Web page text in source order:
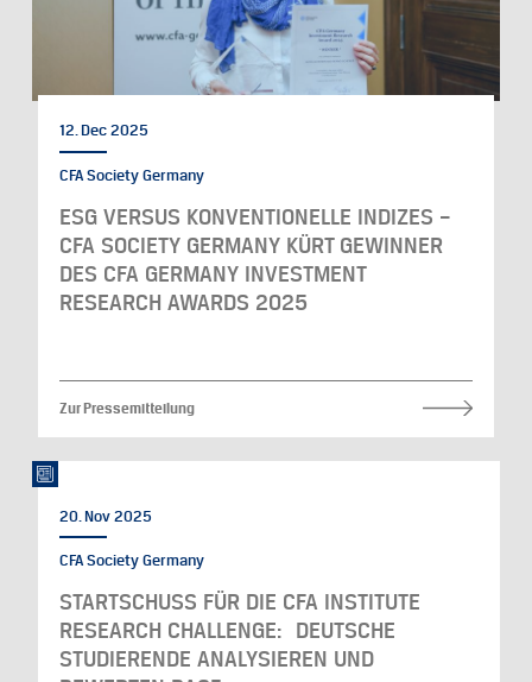
12. Dec 2025
CFA Society Germany
ESG VERSUS KONVENTIONELLE INDIZES –
CFA SOCIETY GERMANY KÜRT GEWINNER
DES CFA GERMANY INVESTMENT
RESEARCH AWARDS 2025
Zur Pressemitteilung
20. Nov 2025
CFA Society Germany
STARTSCHUSS FÜR DIE CFA INSTITUTE
RESEARCH CHALLENGE: DEUTSCHE
STUDIERENDE ANALYSIEREN UND